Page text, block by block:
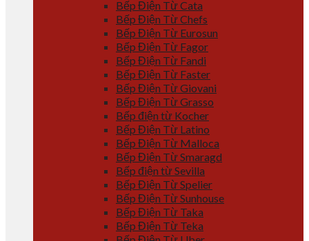
Bếp Điện Từ Cata
Bếp Điện Từ Chefs
Bếp Điện Từ Eurosun
Bếp Điện Từ Fagor
Bếp Điện Từ Fandi
Bếp Điện Từ Faster
Bếp Điện Từ Giovani
Bếp Điện Từ Grasso
Bếp điện từ Kocher
Bếp Điện Từ Latino
Bếp Điện Từ Malloca
Bếp Điện Từ Smaragd
Bếp điện từ Sevilla
Bếp Điện Từ Spelier
Bếp Điện Từ Sunhouse
Bếp Điện Từ Taka
Bếp Điện Từ Teka